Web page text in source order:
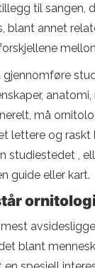
til sangen,
blant annet
må
lettere og raskt
studiestedet ,
guide eller kart.
blant